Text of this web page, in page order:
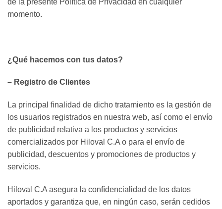
de la presente Política de Privacidad en cualquier
momento.
¿Qué hacemos con tus datos?
– Registro de Clientes
La principal ﬁnalidad de dicho tratamiento es la gestión de
los usuarios registrados en nuestra web, así como el envío
de publicidad relativa a los productos y servicios
comercializados por Hiloval C.A o para el envío de
publicidad, descuentos y promociones de productos y
servicios.
Hiloval C.A asegura la conﬁdencialidad de los datos
aportados y garantiza que, en ningún caso, serán cedidos